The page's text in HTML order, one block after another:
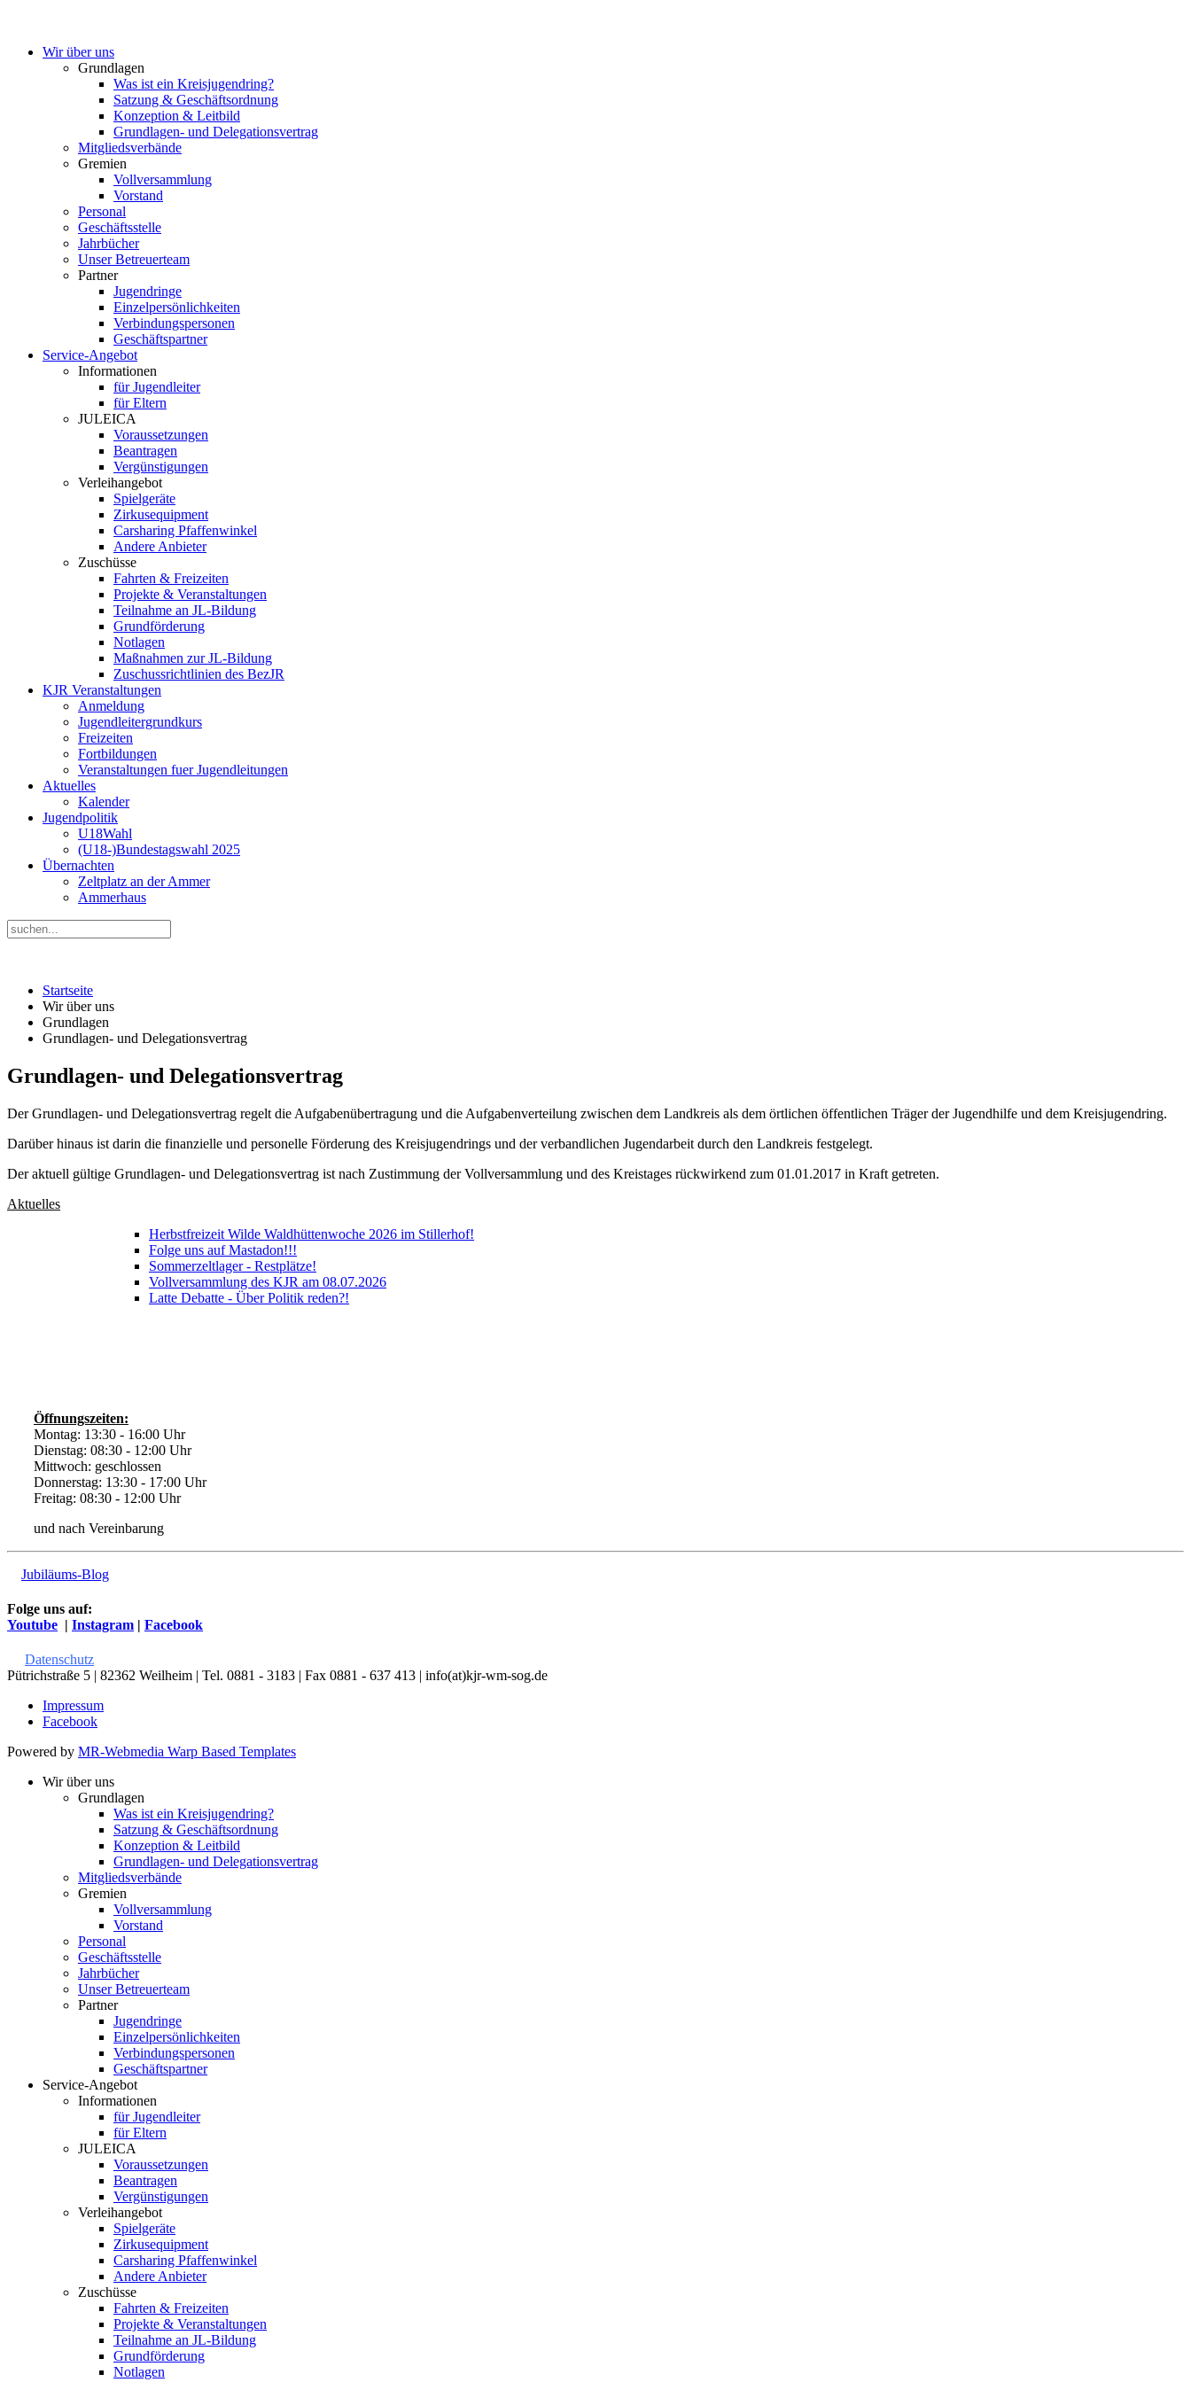
Wir über uns
Grundlagen
Was ist ein Kreisjugendring?
Satzung & Geschäftsordnung
Konzeption & Leitbild
Grundlagen- und Delegationsvertrag
Mitgliedsverbände
Gremien
Vollversammlung
Vorstand
Personal
Geschäftsstelle
Jahrbücher
Unser Betreuerteam
Partner
Jugendringe
Einzelpersönlichkeiten
Verbindungspersonen
Geschäftspartner
Service-Angebot
Informationen
für Jugendleiter
für Eltern
JULEICA
Voraussetzungen
Beantragen
Vergünstigungen
Verleihangebot
Spielgeräte
Zirkusequipment
Carsharing Pfaffenwinkel
Andere Anbieter
Zuschüsse
Fahrten & Freizeiten
Projekte & Veranstaltungen
Teilnahme an JL-Bildung
Grundförderung
Notlagen
Maßnahmen zur JL-Bildung
Zuschussrichtlinien des BezJR
KJR Veranstaltungen
Anmeldung
Jugendleitergrundkurs
Freizeiten
Fortbildungen
Veranstaltungen fuer Jugendleitungen
Aktuelles
Kalender
Jugendpolitik
U18Wahl
(U18-)Bundestagswahl 2025
Übernachten
Zeltplatz an der Ammer
Ammerhaus
Startseite
Wir über uns
Grundlagen
Grundlagen- und Delegationsvertrag
Grundlagen- und Delegationsvertrag
Der Grundlagen- und Delegationsvertrag regelt die Aufgabenübertragung und die Aufgabenverteilung zwischen dem Landkreis als dem örtlichen öffentlichen Träger der Jugendhilfe und dem Kreisjugendring.
Darüber hinaus ist darin die finanzielle und personelle Förderung des Kreisjugendrings und der verbandlichen Jugendarbeit durch den Landkreis festgelegt.
Der aktuell gültige Grundlagen- und Delegationsvertrag ist nach Zustimmung der Vollversammlung und des Kreistages rückwirkend zum 01.01.2017 in Kraft getreten.
Aktuelles
Herbstfreizeit Wilde Waldhüttenwoche 2026 im Stillerhof!
Folge uns auf Mastadon!!!
Sommerzeltlager - Restplätze!
Vollversammlung des KJR am 08.07.2026
Latte Debatte - Über Politik reden?!
Öffnungszeiten:
Montag: 13:30 - 16:00 Uhr
Dienstag: 08:30 - 12:00 Uhr
Mittwoch: geschlossen
Donnerstag: 13:30 - 17:00 Uhr
Freitag: 08:30 - 12:00 Uhr
und nach Vereinbarung
Jubiläums-Blog
Folge uns auf:
Youtube | Instagram | Facebook
Datenschutz
Pütrichstraße 5 | 82362 Weilheim | Tel. 0881 - 3183 | Fax 0881 - 637 413 | info(at)kjr-wm-sog.de
Impressum
Facebook
Powered by MR-Webmedia Warp Based Templates
Wir über uns
Grundlagen
Was ist ein Kreisjugendring?
Satzung & Geschäftsordnung
Konzeption & Leitbild
Grundlagen- und Delegationsvertrag
Mitgliedsverbände
Gremien
Vollversammlung
Vorstand
Personal
Geschäftsstelle
Jahrbücher
Unser Betreuerteam
Partner
Jugendringe
Einzelpersönlichkeiten
Verbindungspersonen
Geschäftspartner
Service-Angebot
Informationen
für Jugendleiter
für Eltern
JULEICA
Voraussetzungen
Beantragen
Vergünstigungen
Verleihangebot
Spielgeräte
Zirkusequipment
Carsharing Pfaffenwinkel
Andere Anbieter
Zuschüsse
Fahrten & Freizeiten
Projekte & Veranstaltungen
Teilnahme an JL-Bildung
Grundförderung
Notlagen